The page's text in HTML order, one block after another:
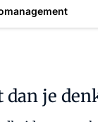
dan je